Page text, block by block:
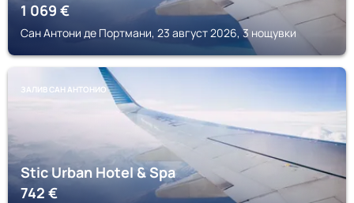
1 069€
Сан Антони де Портмани, 23 август 2026, 3 нощувки
ЗАЛИВ САН АНТОНИО
Stic Urban Hotel & Spa
742€